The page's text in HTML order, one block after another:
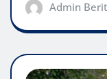
Admin